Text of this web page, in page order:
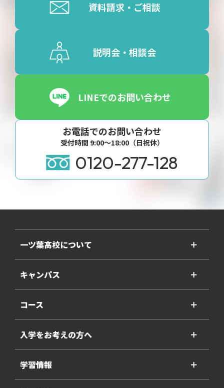
資料請求・ご相談
説明会・相談会
LINEでのお問い合わせ
お電話でのお問い合わせ
受付時間 9:00〜18:00（日祝休）
0120-277-128
一ツ葉高校について ＋
キャンパス ＋
コース ＋
入学をお考えの方へ ＋
学習情報 ＋